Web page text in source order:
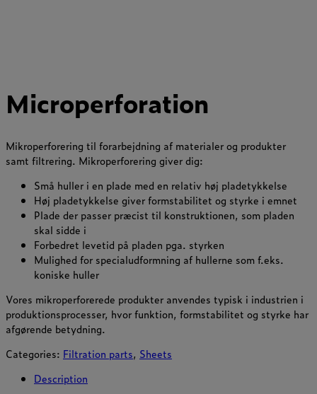
Microperforation
Mikroperforering til forarbejdning af materialer og produkter
samt filtrering. Mikroperforering giver dig:
Små huller i en plade med en relativ høj pladetykkelse
Høj pladetykkelse giver formstabilitet og styrke i emnet
Plade der passer præcist til konstruktionen, som pladen
skal sidde i
Forbedret levetid på pladen pga. styrken
Mulighed for specialudformning af hullerne som f.eks.
koniske huller
Vores mikroperforerede produkter anvendes typisk i industrien i
produktionsprocesser, hvor funktion, formstabilitet og styrke har
afgørende betydning.
Categories: Filtration parts, Sheets
Description